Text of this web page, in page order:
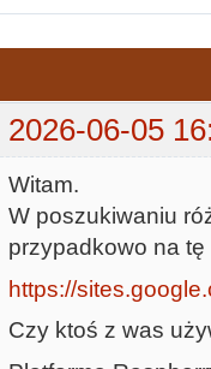
2026-06-05
Witam.
W poszukiwaniu
przypadkowo na
https://
Czy ktoś z was